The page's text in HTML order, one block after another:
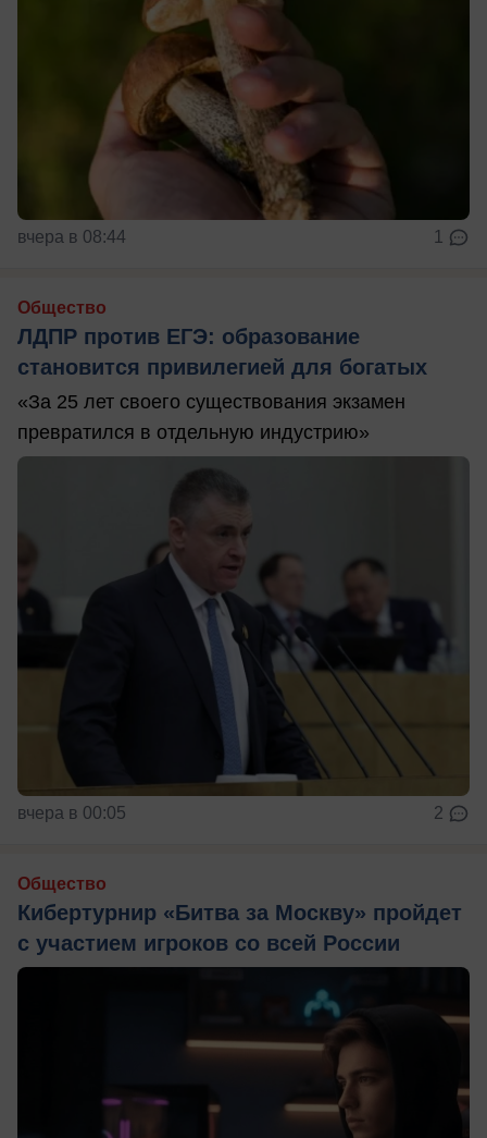
вчера в 08:44 1
Общество
ЛДПР против ЕГЭ: образование
становится привилегией для богатых
«За 25 лет своего существования экзамен
превратился в отдельную индустрию»
вчера в 00:05 2
Общество
Кибертурнир «Битва за Москву» пройдет
с участием игроков со всей России